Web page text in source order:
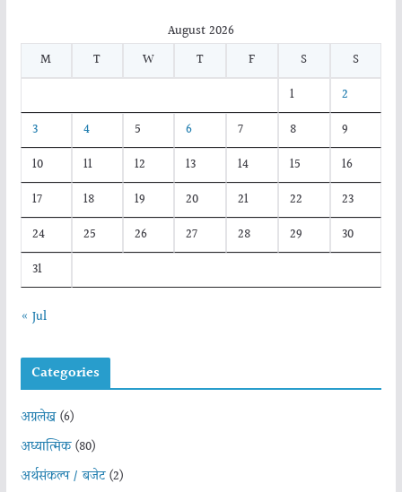
August 2026
M
T W T F S
S
1
2
3
4 5 6 7 8
9
10
11 12 13 14 15
16
17
18 19 20 21 22
23
24
25 26 27 28 29
30
31
« Jul
Categories
अग्रलेख(6)
अध्यात्मिक(80)
अर्थसंकल्प / बजेट(2)